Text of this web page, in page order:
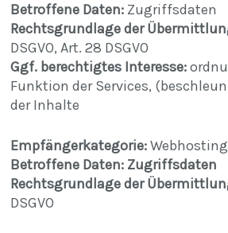
Betroffene Daten: Zugriffsdaten
Rechtsgrundlage der
DSGVO, Art. 28 DSGVO
Ggf. berechtigtes Interesse:
Funktion der Services,
der Inhalte
Empfängerkategorie:
Betroffene Daten: Zugriffsdaten
Rechtsgrundlage der
DSGVO